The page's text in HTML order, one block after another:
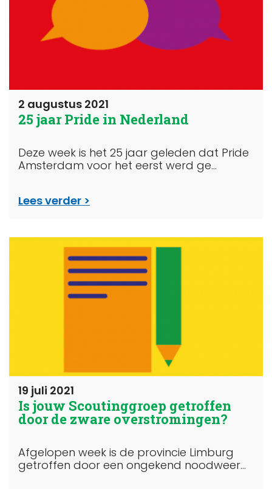
2 augustus 2021
25 jaar Pride in Nederland
Deze week is het 25 jaar geleden dat Pride
Amsterdam voor het eerst werd ge...
Lees verder
19 juli 2021
Is jouw Scoutinggroep getroffen
door de zware overstromingen?
Afgelopen week is de provincie Limburg
getroffen door een ongekend noodweer...